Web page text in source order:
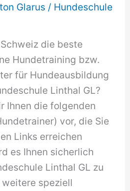
Glarus / Hundeschule
die beste
Hundetraining bzw.
für Hundeausbildung
Linthal GL?
Ihnen die folgenden
vor, die Sie
Links erreichen
es Ihnen sicherlich
Linthal GL zu
speziell